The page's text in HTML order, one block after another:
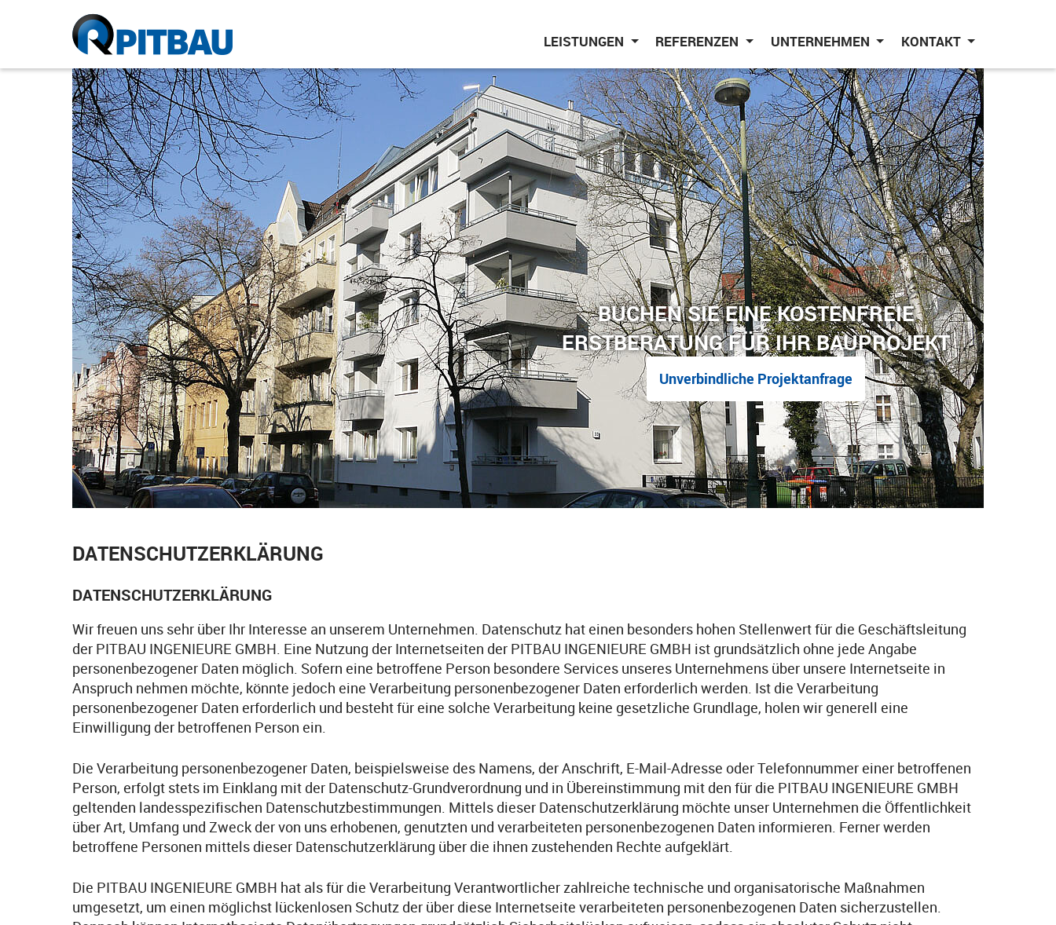
LEISTUNGEN REFERENZEN UNTERNEHMEN KONTAKT
BUCHEN SIE EINE KOSTENFREIE
ERSTBERATUNG FÜR IHR BAUPROJEKT
Unverbindliche Projektanfrage
DATENSCHUTZERKLÄRUNG
DATENSCHUTZERKLÄRUNG
Wir freuen uns sehr über Ihr Interesse an unserem Unternehmen. Datenschutz hat einen besonders hohen Stellenwert für die Geschäftsleitung
der PITBAU INGENIEURE GMBH. Eine Nutzung der Internetseiten der PITBAU INGENIEURE GMBH ist grundsätzlich ohne jede Angabe
personenbezogener Daten möglich. Sofern eine betroffene Person besondere Services unseres Unternehmens über unsere Internetseite in
Anspruch nehmen möchte, könnte jedoch eine Verarbeitung personenbezogener Daten erforderlich werden. Ist die Verarbeitung
personenbezogener Daten erforderlich und besteht für eine solche Verarbeitung keine gesetzliche Grundlage, holen wir generell eine
Einwilligung der betroffenen Person ein.
Die Verarbeitung personenbezogener Daten, beispielsweise des Namens, der Anschrift, E-Mail-Adresse oder Telefonnummer einer betroffenen
Person, erfolgt stets im Einklang mit der Datenschutz-Grundverordnung und in Übereinstimmung mit den für die PITBAU INGENIEURE GMBH
geltenden landesspezifischen Datenschutzbestimmungen. Mittels dieser Datenschutzerklärung möchte unser Unternehmen die Öffentlichkeit
über Art, Umfang und Zweck der von uns erhobenen, genutzten und verarbeiteten personenbezogenen Daten informieren. Ferner werden
betroffene Personen mittels dieser Datenschutzerklärung über die ihnen zustehenden Rechte aufgeklärt.
Die PITBAU INGENIEURE GMBH hat als für die Verarbeitung Verantwortlicher zahlreiche technische und organisatorische Maßnahmen
umgesetzt, um einen möglichst lückenlosen Schutz der über diese Internetseite verarbeiteten personenbezogenen Daten sicherzustellen.